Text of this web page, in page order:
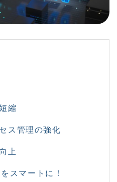
縮
ス管理の強化
上
スマートに！